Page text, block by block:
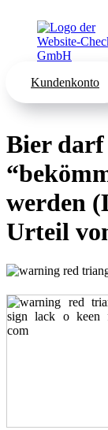
Kundenkonto
Bier
werden
Urteil